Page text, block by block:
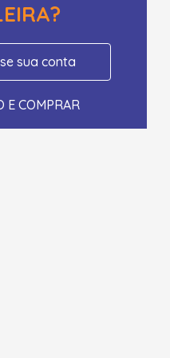
sua conta
E COMPRAR